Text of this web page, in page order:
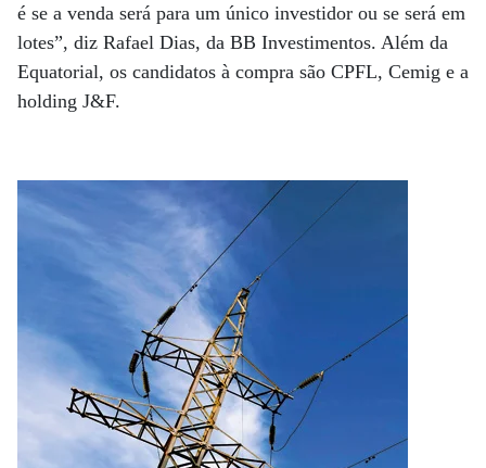
é se a venda será para um único investidor ou se será em
lotes”, diz Rafael Dias, da BB Investimentos. Além da
Equatorial, os candidatos à compra são CPFL, Cemig e a
holding J&F.